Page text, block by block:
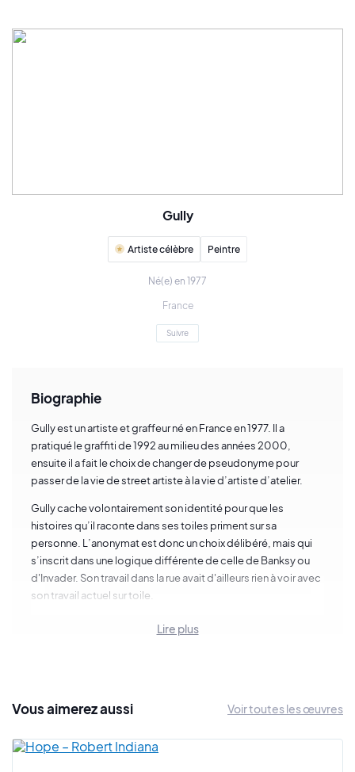
Gully
Artiste célèbre Peintre
Né(e) en 1977
France
Suivre
Biographie
Gully est un artiste et graffeur né en France en 1977. Il a
pratiqué le graffiti de 1992 au milieu des années 2000,
ensuite il a fait le choix de changer de pseudonyme pour
passer de la vie de street artiste à la vie d’artiste d’atelier.
Gully cache volontairement son identité pour que les
histoires qu’il raconte dans ses toiles priment sur sa
personne. L’anonymat est donc un choix délibéré, mais qui
s’inscrit dans une logique différente de celle de Banksy ou
d'Invader. Son travail dans la rue avait d'ailleurs rien à voir avec
son travail actuel sur toile.
La démarche artistique du peintre Gully intègre des
références subtiles à l’histoire de l’art.
compositions. Tous les grands noms y passent : Van Gogh,
Picasso, Dali, Magritte, Haring...
Lire plus
Vousaimerezaussi Voir toutes les œuvres